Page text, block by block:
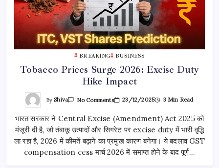
BREAKING BUSINESS
Tobacco Prices Surge 2026: Excise Duty
Hike Impact
ByShiva No CommentsOn
Surge
2026:
Excise
Duty
Hike
Impact
23/12/2025 3 Min Read
भारत सरकार ने Central Excise (Amendment) Act 2025 को
मंजूरी दी है, जो तंबाकू उत्पादों और सिगरेट पर excise duty में भारी वृद्धि
ला रहा है, 2026 में कीमतें बढ़ाने का प्रमुख कारण बनेगा। ये बदलाव GST
compensation cess मार्च 2026 में समाप्त होने के बाद पूर्ण…